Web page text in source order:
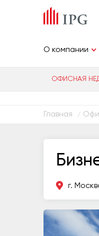
О компании
ОФИСНАЯ
Главная /
г.